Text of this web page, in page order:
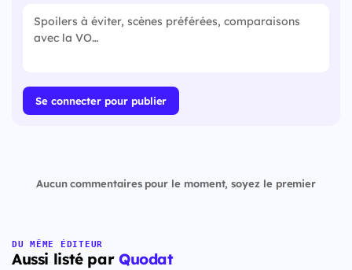
Se connecter pour publier
Aucun commentaires pour le moment, soyez le premier
DU MÊME ÉDITEUR
Aussi listé par Quodat